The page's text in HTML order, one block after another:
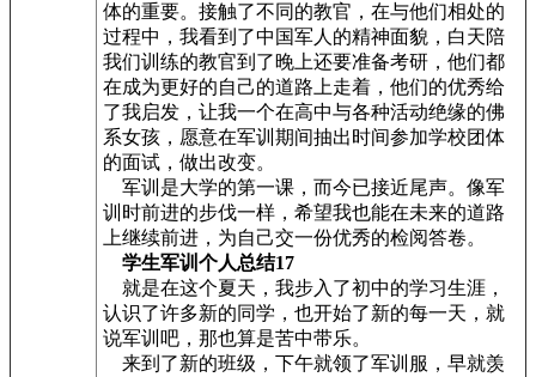
体的重要。接触了不同的教官，在与他们相处的
过程中，我看到了中国军人的精神面貌，白天陪
我们训练的教官到了晚上还要准备考研，他们都
在成为更好的自己的道路上走着，他们的优秀给
了我启发，让我一个在高中与各种活动绝缘的佛
系女孩，愿意在军训期间抽出时间参加学校团体
的面试，做出改变。
军训是大学的第一课，而今已接近尾声。像军
训时前进的步伐一样，希望我也能在未来的道路
上继续前进，为自己交一份优秀的检阅答卷。
学生军训个人总结17
就是在这个夏天，我步入了初中的学习生涯，
认识了许多新的同学，也开始了新的每一天，就
说军训吧，那也算是苦中带乐。
来到了新的班级，下午就领了军训服，早就羡